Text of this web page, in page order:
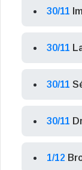
30/11
30/11
30/11
30/11
1/12